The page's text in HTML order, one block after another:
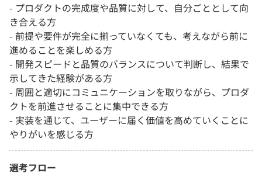
- プロダクトの完成度や品質に対して、自分ごととして向
き合える方
- 前提や要件が完全に揃っていなくても、考えながら前に
進めることを楽しめる方
- 開発スピードと品質のバランスについて判断し、結果で
示してきた経験がある方
- 周囲と適切にコミュニケーションを取りながら、プロダ
クトを前進させることに集中できる方
- 実装を通じて、ユーザーに届く価値を高めていくことに
やりがいを感じる方
選考フロー